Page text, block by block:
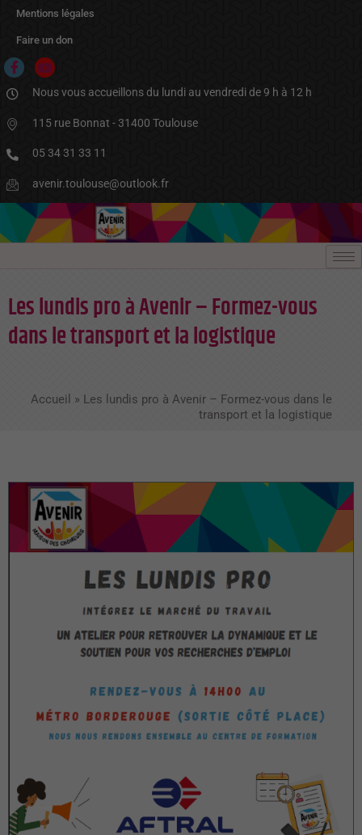
contenu
Mentions légales
Faire un don
Nous vous accueillons du lundi au vendredi de 9 h à 12 h
115 rue Bonnat - 31400 Toulouse
05 34 31 33 11
avenir.toulouse@outlook.fr
Les lundis pro à Avenir – Formez-vous
dans le transport et la logistique
Accueil » Les lundis pro à Avenir – Formez-vous dans le
transport et la logistique